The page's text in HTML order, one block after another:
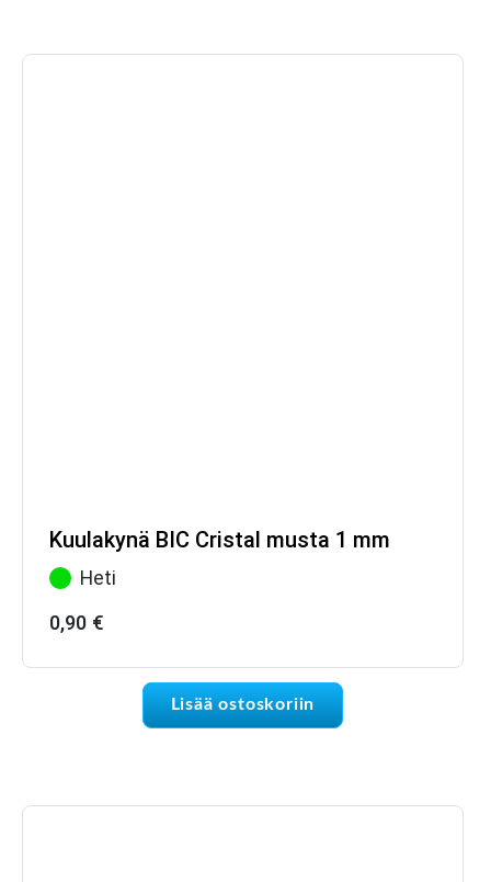
Kuulakynä BIC Cristal musta 1 mm
Heti
0,90 €
Lisää ostoskoriin